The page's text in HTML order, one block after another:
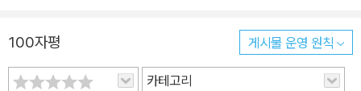
자는 말하지 못할까? 관계 맺기를 위해 남성도 읽어야 할 책 ‘데이트
강간’. 둘 사이의 즐거운 한때를 연상시키는 단어 ‘데이트’와 폭력과
범죄를 상징하는 ‘강간’이라는 단어의 조합. 어떻게 데이트가 강간이
100자평 게시물 운영 원칙
카테고리